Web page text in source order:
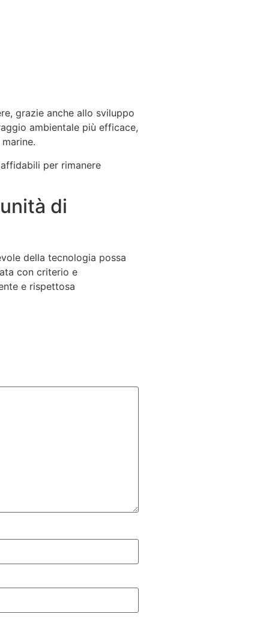
grazie anche allo sviluppo
ambientale più efficace,
per rimanere
di
della tecnologia possa
con criterio e
e rispettosa